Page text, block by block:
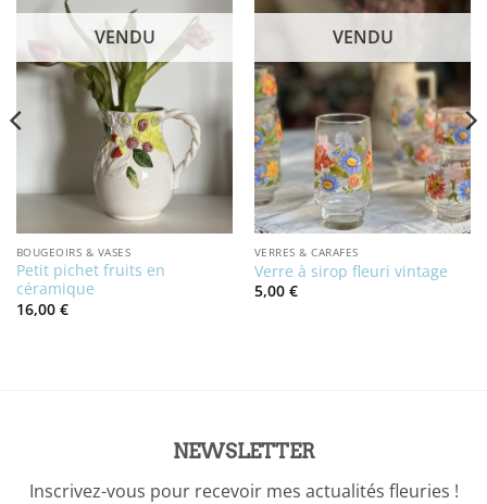
VENDU
BOUGEOIRS & VASES
Petit pichet fruits en
céramique
16,00 €
VENDU
VERRES & CARAFES
Verre à sirop fleuri vintage
5,00 €
NEWSLETTER
Inscrivez-vous pour recevoir mes actualités fleuries !